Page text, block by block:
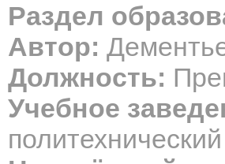
Раздел
Автор:
Должность:
Учебное